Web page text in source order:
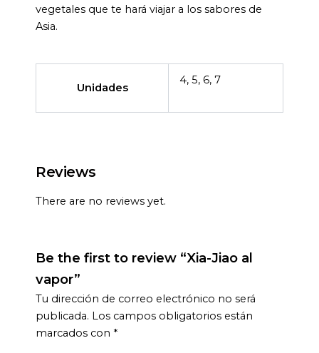
vegetales que te hará viajar a los sabores de
Asia.
Unidades
4, 5, 6, 7
Reviews
There are no reviews yet.
Be the first to review “Xia-Jiao al
vapor”
Tu dirección de correo electrónico no será
publicada. Los campos obligatorios están
marcados con *